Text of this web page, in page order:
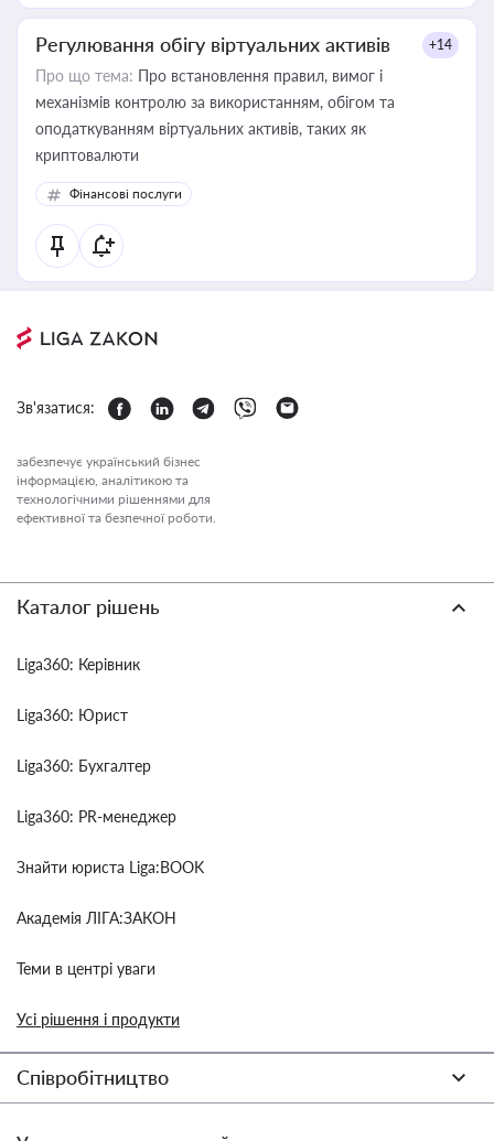
Регулювання обігу віртуальних активів +14
Про що тема: Про встановлення правил, вимог і
механізмів контролю за використанням, обігом та
оподаткуванням віртуальних активів, таких як
криптовалюти
Фінансові послуги
Зв'язатися:
забезпечує український бізнес
інформацією, аналітикою та
технологічними рішеннями для
ефективної та безпечної роботи.
Каталог рішень
Liga360: Керівник
Liga360: Юрист
Liga360: Бухгалтер
Liga360: PR-менеджер
Знайти юриста Liga:BOOK
Академія ЛІГА:ЗАКОН
Теми в центрі уваги
Усі рішення і продукти
Співробітництво